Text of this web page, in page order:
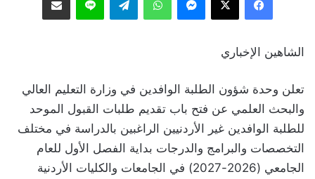
الشاهين الإخباري
تعلن وحدة شؤون الطلبة الوافدين في وزارة التعليم العالي
والبحث العلمي عن فتح باب تقديم طلبات القبول الموحد
للطلبة الوافدين غير الأردنيين الراغبين بالدراسة في مختلف
التخصصات والبرامج والدرجات بداية الفصل الأول للعام
الجامعي (2026-2027) في الجامعات والكليات الأردنية